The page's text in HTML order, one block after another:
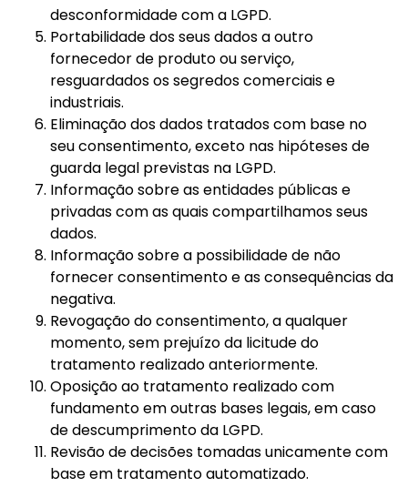
desconformidade com a LGPD.
Portabilidade dos seus dados a outro
fornecedor de produto ou serviço,
resguardados os segredos comerciais e
industriais.
Eliminação dos dados tratados com base no
seu consentimento, exceto nas hipóteses de
guarda legal previstas na LGPD.
Informação sobre as entidades públicas e
privadas com as quais compartilhamos seus
dados.
Informação sobre a possibilidade de não
fornecer consentimento e as consequências da
negativa.
Revogação do consentimento, a qualquer
momento, sem prejuízo da licitude do
tratamento realizado anteriormente.
Oposição ao tratamento realizado com
fundamento em outras bases legais, em caso
de descumprimento da LGPD.
Revisão de decisões tomadas unicamente com
base em tratamento automatizado.